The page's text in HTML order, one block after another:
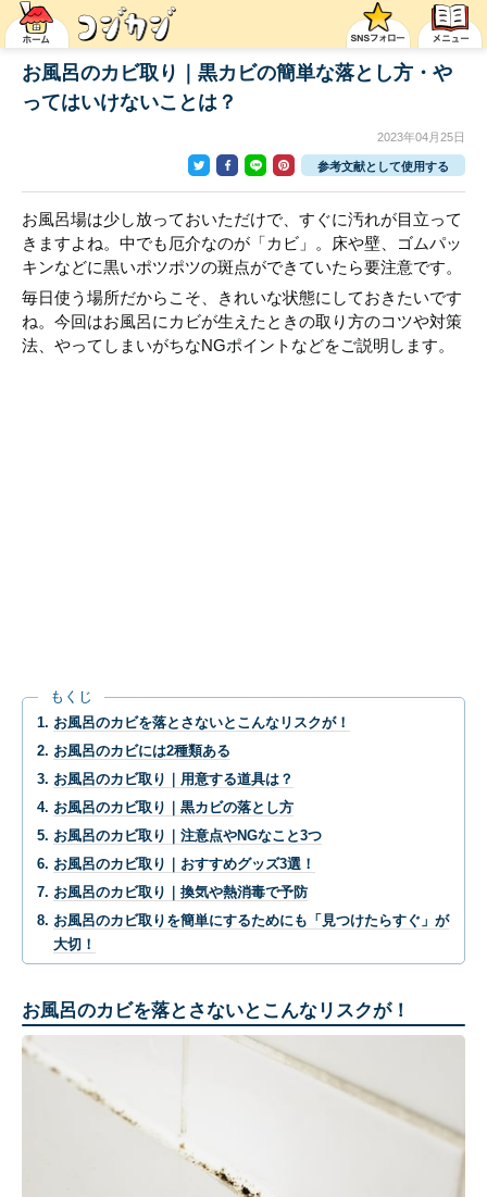
お風呂のカビ取り｜黒カビの簡単な落とし方・や
ってはいけないことは？
2023年04月25日
参考文献として使用する
お風呂場は少し放っておいただけで、すぐに汚れが目立って
きますよね。中でも厄介なのが「カビ」。床や壁、ゴムパッ
キンなどに黒いポツポツの斑点ができていたら要注意です。
毎日使う場所だからこそ、きれいな状態にしておきたいです
ね。今回はお風呂にカビが生えたときの取り方のコツや対策
法、やってしまいがちなNGポイントなどをご説明します。
もくじ
お風呂のカビを落とさないとこんなリスクが！
お風呂のカビには2種類ある
お風呂のカビ取り｜用意する道具は？
お風呂のカビ取り｜黒カビの落とし方
お風呂のカビ取り｜注意点やNGなこと3つ
お風呂のカビ取り｜おすすめグッズ3選！
お風呂のカビ取り｜換気や熱消毒で予防
お風呂のカビ取りを簡単にするためにも「見つけたらすぐ」が
大切！
お風呂のカビを落とさないとこんなリスクが！